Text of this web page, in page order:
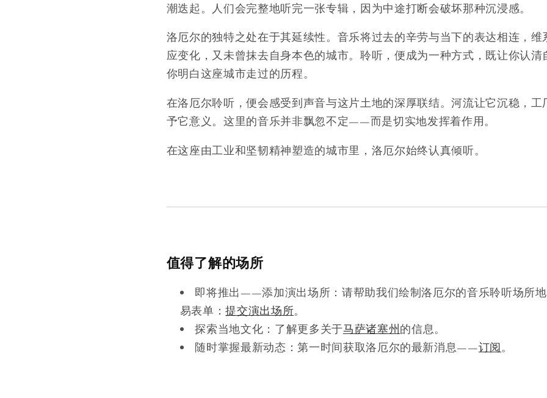
潮迭起。人们会完整地听完一张专辑，因为中途打断会破坏那种沉浸感。
洛厄尔的独特之处在于其延续性。音乐将过去的辛劳与当下的表达相连，
应变化，又未曾抹去自身本色的城市。聆听，便成为一种方式，既让你认
你明白这座城市走过的历程。
在洛厄尔聆听，便会感受到声音与这片土地的深厚联结。河流让它沉稳，
予它意义。这里的音乐并非飘忽不定——而是切实地发挥着作用。
在这座由工业和坚韧精神塑造的城市里，洛厄尔始终认真倾听。
值得了解的场所
即将推出——添加演出场所：请帮助我们绘制洛厄尔的音乐聆听场所
易表单：提交演出场所。
探索当地文化：了解更多关于马萨诸塞州的信息。
随时掌握最新动态：第一时间获取洛厄尔的最新消息——订阅。